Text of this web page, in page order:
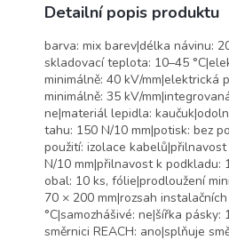
Detailní popis produktu
barva: mix barev|délka návinu:
skladovací teplota: 10–45
minimálně: 40 kV/mm|elektrická
minimálně: 35 kV/
ne|materiál lepidla:
tahu: 150 N/10 mm|potisk: bez
použití: izolace
N/10 mm|přilnavost k podkladu:
obal: 10 ks, fólie|prodloužení
70 × 200 mm|rozsah
°C|samozhášivé: ne|šířka pásky:
směrnici REACH: ano|splňuje